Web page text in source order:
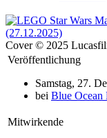
Cover © 2025
Veröffentlichung
Samstag, 27.
bei Blue Ocean
Mitwirkende